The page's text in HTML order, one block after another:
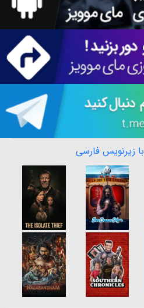
با زیرنویس فارسی